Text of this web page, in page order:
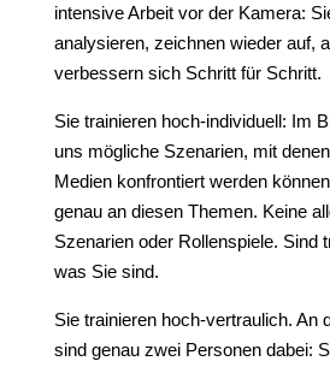
intensive Arbeit vor der Kamera:
analysieren, zeichnen wieder auf,
verbessern sich Schritt für Schritt.
Sie trainieren hoch-individuell: Im
uns mögliche Szenarien, mit
Medien konfrontiert werden
genau an diesen Themen. Keine
Szenarien oder Rollenspiele. Sind
was Sie sind.
Sie trainieren hoch-vertraulich. An
sind genau zwei Personen dabei: